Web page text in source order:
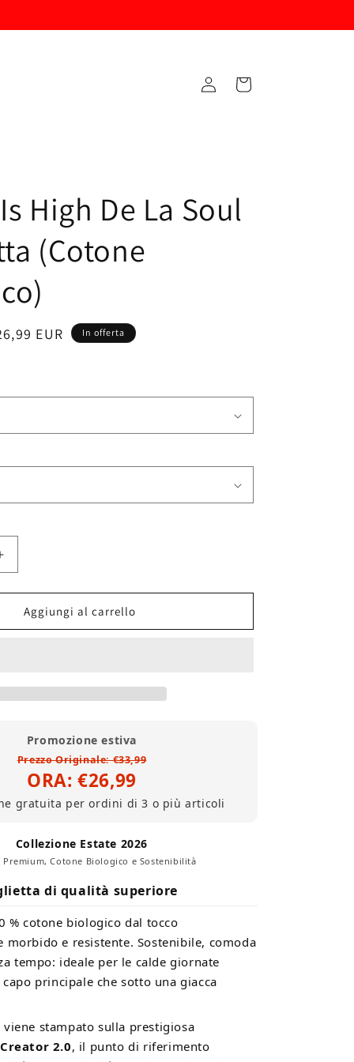
Accedi Carrello
High De La Soul
(Cotone
EUR In offerta
Aumenta
Stakes
Biologico)
Aggiungi al carrello
Promozione estiva
Prezzo Originale: €33,99
ORA: €26,99
gratuita per ordini di 3 o più articoli
Collezione Estate 2026
Premium, Cotone Biologico e Sostenibilità
di qualità superiore
% cotone biologico dal tocco
morbido e resistente. Sostenibile, comoda
tempo: ideale per le calde giornate
principale che sotto una giacca
stampato sulla prestigiosa
2.0, il punto di riferimento